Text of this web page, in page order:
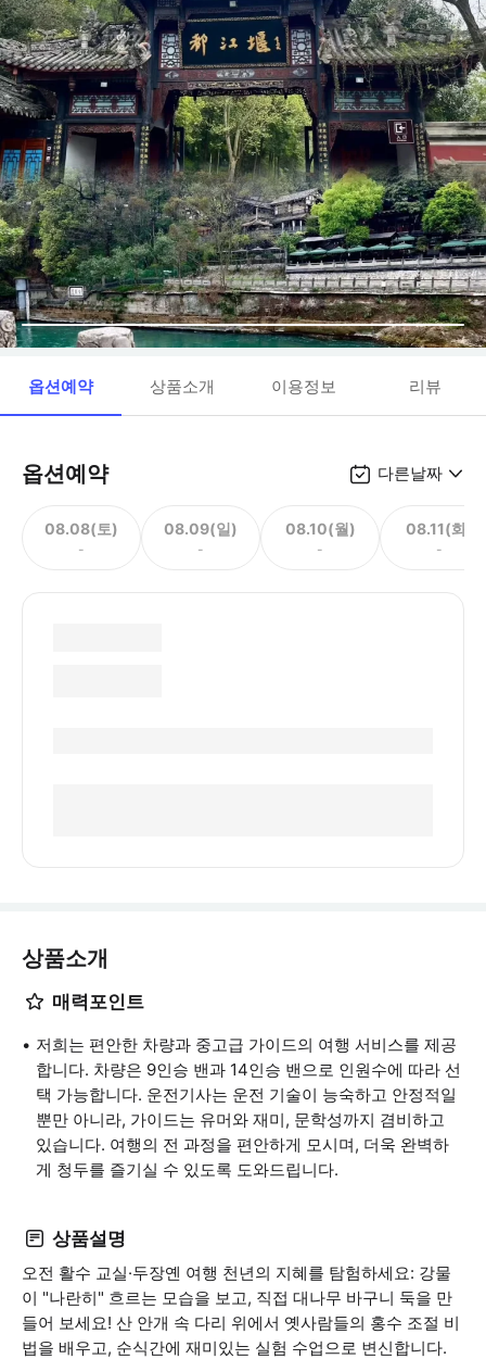
옵션예약 상품소개 이용정보 리뷰
옵션예약 다른날짜
08.08(토)
-
08.09(일)
-
08.10(월)
-
08.11(화)
-
상품소개
매력포인트
저희는 편안한 차량과 중고급 가이드의 여행 서비스를 제공
합니다. 차량은 9인승 밴과 14인승 밴으로 인원수에 따라 선
택 가능합니다. 운전기사는 운전 기술이 능숙하고 안정적일
뿐만 아니라, 가이드는 유머와 재미, 문학성까지 겸비하고
있습니다. 여행의 전 과정을 편안하게 모시며, 더욱 완벽하
게 청두를 즐기실 수 있도록 도와드립니다.
상품설명
오전 활수 교실·두장옌 여행 천년의 지혜를 탐험하세요: 강물
이 "나란히" 흐르는 모습을 보고, 직접 대나무 바구니 둑을 만
들어 보세요! 산 안개 속 다리 위에서 옛사람들의 홍수 조절 비
법을 배우고, 순식간에 재미있는 실험 수업으로 변신합니다.